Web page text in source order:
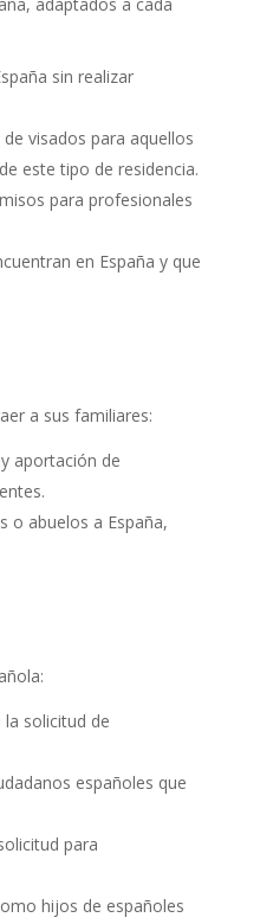
sin realizar
visados para aquellos
este tipo de residencia.
para profesionales
en España y que
a sus familiares:
aportación de
o abuelos a España,
solicitud de
españoles que
para
hijos de españoles